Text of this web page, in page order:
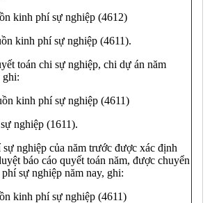
kinh phí sự nghiệp (4612)
kinh phí sự nghiệp (4611).
toán chi sự nghiệp, chi dự án năm
ghi:
kinh phí sự nghiệp (4611)
nghiệp (1611).
nghiệp của năm trước được xác định
báo cáo quyết toán năm, được chuyển
sự nghiệp năm nay, ghi:
kinh phí sự nghiệp (4611)